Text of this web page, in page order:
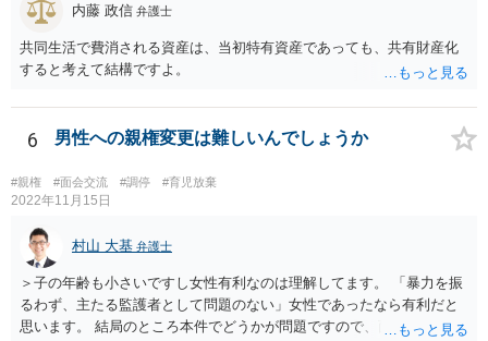
内藤 政信 弁護士
共同生活で費消される資産は、当初特有資産であっても、共有財産化
すると考えて結構ですよ。
6 男性への親権変更は難しいんでしょうか
#親権 #面会交流 #調停 #育児放棄
2022年11月15日
村山 大基 弁護士
＞子の年齢も小さいですし女性有利なのは理解してます。 「暴力を振
るわず、主たる監護者として問題のない」女性であったなら有利だと
思います。 結局のところ本件でどうかが問題ですので、面談相談に行